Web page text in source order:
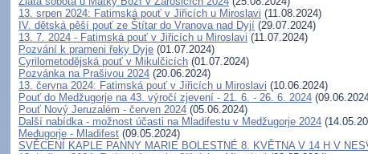
13. srpen 2024: Fatimská pouť v Jiřicích u Miroslavi (11.08.2024)
IV. dětská pěší pouť ze Štítar do Vranova nad Dyjí (29.07.2024)
13. 7. 2024 - Fatimská pouť v Jiřicích u Miroslavi (11.07.2024)
Pozvání k prameni řeky Dyje (01.07.2024)
Cyrilometodějská pouť v Mikulčicích (01.07.2024)
Pozvánka na Prašivou 2024 (20.06.2024)
13. června 2024: Fatimská pouť v Jiřicích u Miroslavi (10.06.2024)
Pouť do Medžugorje na 43. výročí zjevení - 21. 6. - 26. 6. 2024
Pouť Nový Jeruzalém - červen 2024 (05.06.2024)
Další nabídka - možnost účasti na Mladifestu v Medžugorje 2024
Međugorje - Mladifest (09.05.2024)
SVĚCENÍ KAPLE PANNY MARIE BOLESTNÉ 8. KVĚTNA V 14 H V